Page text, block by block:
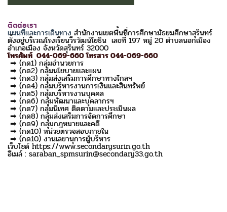
ติดต่อเรา
แผนที่และการเดินทางสำนักงานเขตพื้นที่การศึกษามัธยมศึกษาสุรินทร์
ตั้งอยู่บริเวณโรงเรียนวีรวัฒน์โยธิน เลขที่ 197 หมู่ 20 ตำบลนอกเมือง
อำเภอเมือง จังหวัดสุรินทร์ 32000
โทรศัพท์ 044-069-660 โทรสาร 044-069-660
➡ (กด1) กลุ่มอำนวยการ
➡ (กด2) กลุ่มนโยบายและแผน
➡ (กด3) กลุ่มส่งเสริมการศึกษาทางไกลฯ
➡ (กด4) กลุ่มบริหารงานการเงินและสินทรัพย์
➡ (กด5) กลุ่มบริหารงานบุคคล
➡ (กด6) กลุ่มพัฒนาและบุคลากรฯ
➡ (กด7) กลุ่มนิเทศ ติดตามและประเมินผล
➡ (กด8) กลุ่มส่งเสริมการจัดการศึกษา
➡ (กด9) กลุ่มกฎหมายและคดี
➡ (กด10) หน่วยตรวจสอบภายใน
➡ (กด10) งานเลขานุการผู้บริหาร
เว็บไซด์ https://www.secondarysurin.go.th
อีเมล์ : saraban_spmsurin@secondary33.go.th